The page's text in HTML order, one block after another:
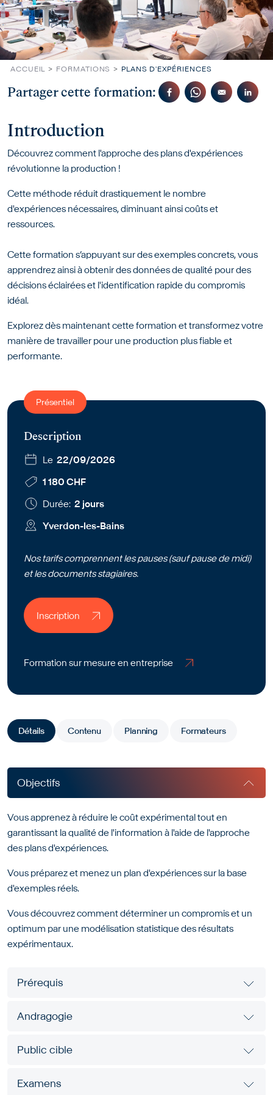
ACCUEIL FORMATIONS PLANS D'EXPÉRIENCES
Partager cette formation:
Introduction
Découvrez comment l'approche des plans d'expériences
révolutionne la production !
Cette méthode réduit drastiquement le nombre
d'expériences nécessaires, diminuant ainsi coûts et
ressources.
Cette formation s’appuyant sur des exemples concrets, vous
apprendrez ainsi à obtenir des données de qualité pour des
décisions éclairées et l'identification rapide du compromis
idéal.
Explorez dès maintenant cette formation et transformez votre
manière de travailler pour une production plus fiable et
performante.
Présentiel
Description
Le 22/09/2026
1 180 CHF
Durée: 2 jours
Yverdon-les-Bains
Nos tarifs comprennent les pauses (sauf pause de midi)
et les documents stagiaires.
Inscription
Inscription
Formation sur mesure en entreprise
Détails Contenu Planning Formateurs
Objectifs
Vous apprenez à réduire le coût expérimental tout en
garantissant la qualité de l'information à l'aide de l'approche
des plans d'expériences.
Vous préparez et menez un plan d'expériences sur la base
d'exemples réels.
Vous découvrez comment déterminer un compromis et un
optimum par une modélisation statistique des résultats
expérimentaux.
Prérequis
Andragogie
Public cible
Examens